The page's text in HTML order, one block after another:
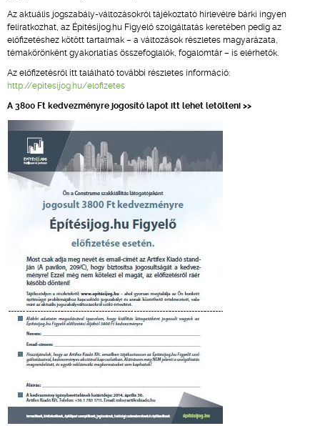
Az aktuális jogszabály-változásokról tájékoztató hírlevélre bárki ingyen
feliratkozhat, az Építésijog.hu Figyelő szolgáltatás keretében pedig az
előfizetéshez kötött tartalmak – a változások részletes magyarázata,
témakörönként gyakorlatias összefoglalók, fogalomtár – is elérhetők.
Az előfizetésről itt található további részletes információ:
http://epitesijog.hu/elofizetes
A 3800 Ft kedvezményre jogosító lapot itt lehet letölteni >>